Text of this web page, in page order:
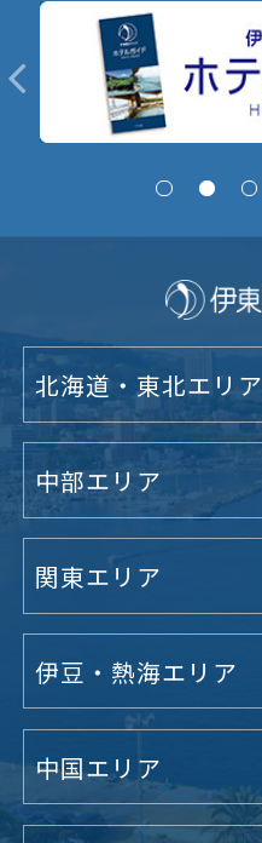
北海道・東北エリア
中部エリア
関東エリア
伊豆・熱海エリア
中国エリア